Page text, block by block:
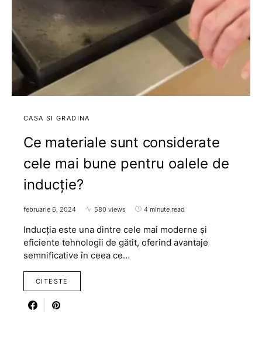
CASA SI GRADINA
Ce materiale sunt considerate
cele mai bune pentru oalele de
inducție?
februarie 6, 2024 580 views 4 minute read
Inducția este una dintre cele mai moderne și
eficiente tehnologii de gătit, oferind avantaje
semnificative în ceea ce…
CITESTE